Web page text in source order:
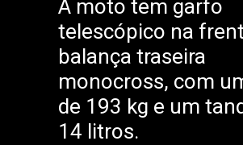
A moto tem garfo
telescópico na
balança traseira
monocross, com
de 193 kg e um
14 litros.